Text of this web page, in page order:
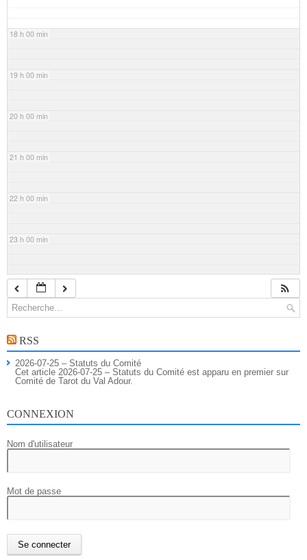
18 h 00 min
19 h 00 min
20 h 00 min
21 h 00 min
22 h 00 min
23 h 00 min
RSS
2026-07-25 – Statuts du Comité
Cet article 2026-07-25 – Statuts du Comité est apparu en premier sur
Comité de Tarot du Val Adour.
CONNEXION
Nom d'utilisateur
Mot de passe